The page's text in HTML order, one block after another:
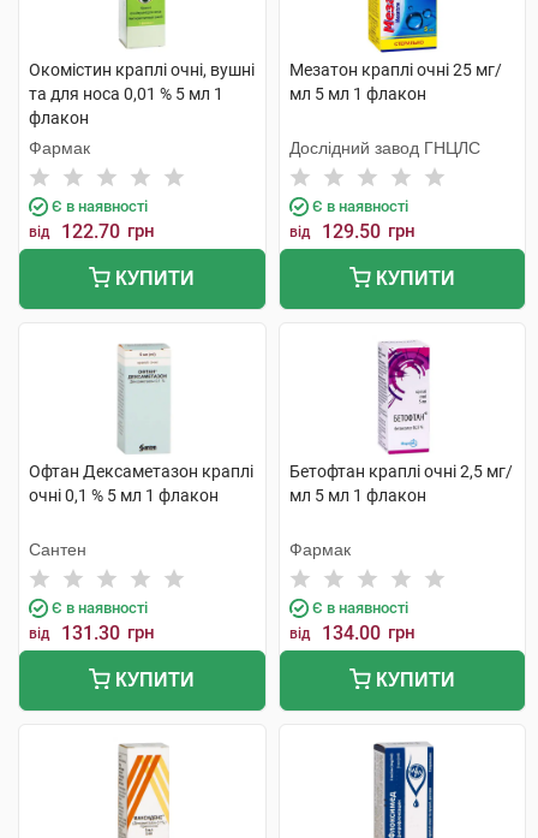
Окомістин краплі очні, вушні
та для носа 0,01 % 5 мл 1
флакон
Фармак
Є в наявності
від 122.70 грн
КУПИТИ
Мезатон краплі очні 25 мг/
мл 5 мл 1 флакон
Дослідний завод ГНЦЛС
Є в наявності
від 129.50 грн
КУПИТИ
Офтан Дексаметазон краплі
очні 0,1 % 5 мл 1 флакон
Сантен
Є в наявності
від 131.30 грн
КУПИТИ
Бетофтан краплі очні 2,5 мг/
мл 5 мл 1 флакон
Фармак
Є в наявності
від 134.00 грн
КУПИТИ